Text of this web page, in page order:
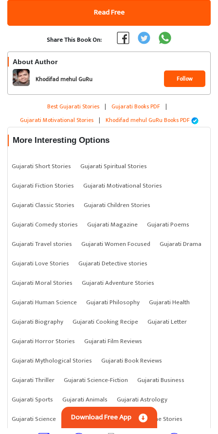
Read Free
Share This Book On:
About Author
Khodifad mehul GuRu Follow
Best Gujarati Stories | Gujarati Books PDF |
Gujarati Motivational Stories | Khodifad mehul GuRu Books PDF
More Interesting Options
Gujarati Short Stories
Gujarati Spiritual Stories
Gujarati Fiction Stories
Gujarati Motivational Stories
Gujarati Classic Stories
Gujarati Children Stories
Gujarati Comedy stories
Gujarati Magazine
Gujarati Poems
Gujarati Travel stories
Gujarati Women Focused
Gujarati Drama
Gujarati Love Stories
Gujarati Detective stories
Gujarati Moral Stories
Gujarati Adventure Stories
Gujarati Human Science
Gujarati Philosophy
Gujarati Health
Gujarati Biography
Gujarati Cooking Recipe
Gujarati Letter
Gujarati Horror Stories
Gujarati Film Reviews
Gujarati Mythological Stories
Gujarati Book Reviews
Gujarati Thriller
Gujarati Science-Fiction
Gujarati Business
Gujarati Sports
Gujarati Animals
Gujarati Astrology
Gujarati Science
Gujarati Anything Gujarati Crime Stories
Download Free App